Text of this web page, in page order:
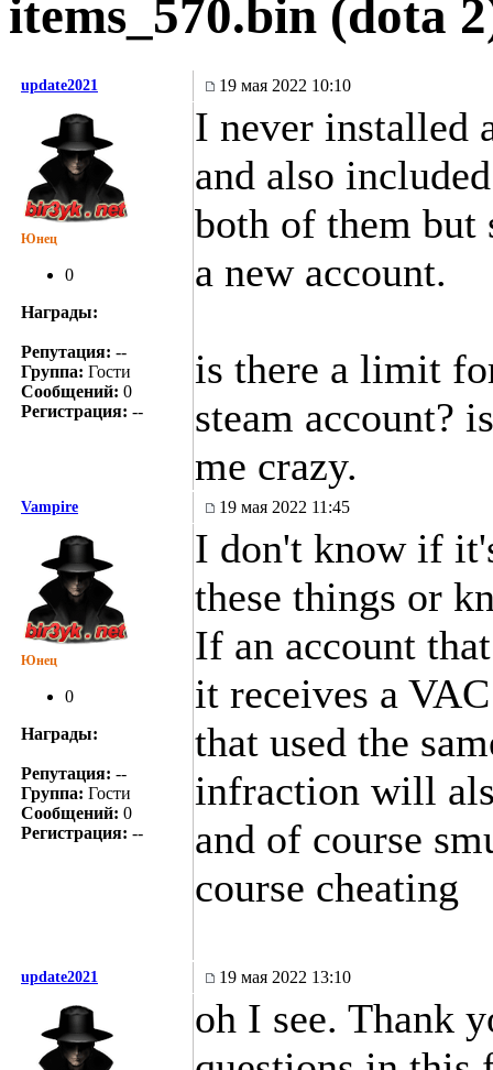
items_570.bin (dota
update2021 19 мая 2022 10:10
Юнец
0
Награды:
Репутация: --
Группа: Гости
Сообщений: 0
Регистрация: --
I never installed
and also
both of them but
a new account.
is there a limit
steam account?
me crazy.
Vampire 19 мая 2022 11:45
Юнец
0
Награды:
Репутация: --
Группа: Гости
Сообщений: 0
Регистрация: --
I don't know if
these things or
If an account
it receives a
that used the
infraction will
and of course
course cheating
update2021 19 мая 2022 13:10
oh I see. Thank